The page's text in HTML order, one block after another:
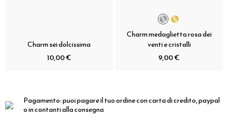
Charm sei dolcissima
10,00 €
Charm medaglietta rosa dei
venti e cristalli
9,00 €
Pagamento:puoi pagare il tuo ordine con carta di credito, paypal
o in contanti alla consegna